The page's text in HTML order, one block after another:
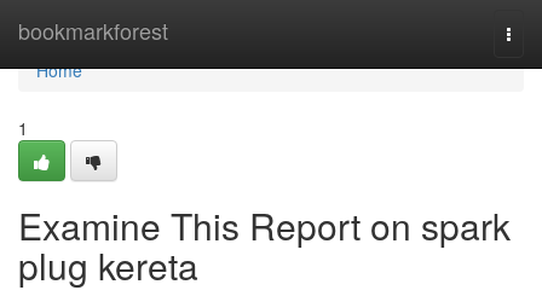
bookmarkforest
Home
Home
1
Examine This Report on spark
plug kereta